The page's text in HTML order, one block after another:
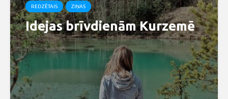
REDZĒTAIS ZIŅAS
Idejas brīvdienām Kurzemē